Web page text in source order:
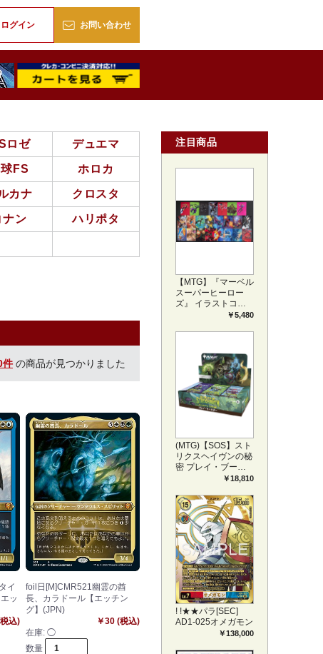
ログイン お問い合わせ
ロゼ デュエマ
FS ホロカ
カナ クロスタ
ナン ハリポタ
件 の商品が見つかりました
イ
ッ
込)
foil日[M]CMR521幽霊の酋
長、カラドール【エッチン
グ】(JPN)
￥30 (税込)
在庫:◯
数量
注目商品
【MTG】『マーベル
スーパーヒーロー
ズ』 イラストコレ
クション 54種コン
￥5,480
(MTG)【SOS】スト
リクスヘイヴンの秘
密 プレイ・ブース
ター1BOX日本語版
￥18,810
! !★★パラ[SEC]
AD1-025オメガモン
￥138,000